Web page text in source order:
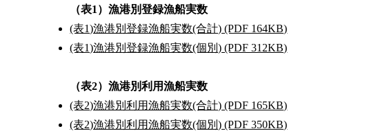
（表1）漁港別登録漁船実数
(表1)漁港別登録漁船実数(合計) (PDF 164KB)
(表1)漁港別登録漁船実数(個別) (PDF 312KB)
（表2）漁港別利用漁船実数
(表2)漁港別利用漁船実数(合計) (PDF 165KB)
(表2)漁港別利用漁船実数(個別) (PDF 350KB)